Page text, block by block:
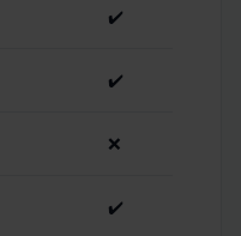
ihnen bereitgestellt
✔️
✔️
❌
✔️